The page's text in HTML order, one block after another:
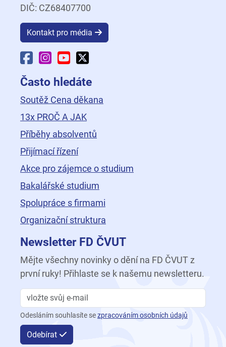
DIČ: CZ68407700
Kontakt pro média
Facebook Fakulty dopravní
Instagram Fakulty dopravní
YouTube Fakulty dopravní
Často hledáte
Soutěž Cena děkana
13x PROČ A JAK
Příběhy absolventů
Přijímací řízení
Akce pro zájemce o studium
Bakalářské studium
Spolupráce s firmami
Organizační struktura
Newsletter FD ČVUT
Mějte všechny novinky o dění na FD ČVUT z
první ruky! Přihlaste se k našemu newsletteru.
Odesláním souhlasíte sezpracováním osobních údajů
Odebírat